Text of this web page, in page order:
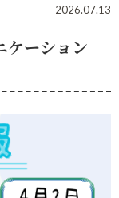
2026.07.13
ケーション